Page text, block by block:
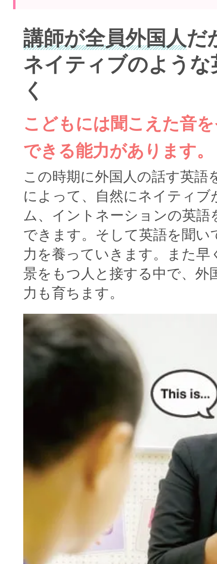
講師が全員外国人だ
ネイティブのよう
く
こどもには聞こえた音
できる能力があります。
この時期に外国人の話す英語
によって、自然にネイティブ
ム、イントネーションの英語
できます。そして英語を聞い
力を養っていきます。また早
景をもつ人と接する中で、外
力も育ちます。